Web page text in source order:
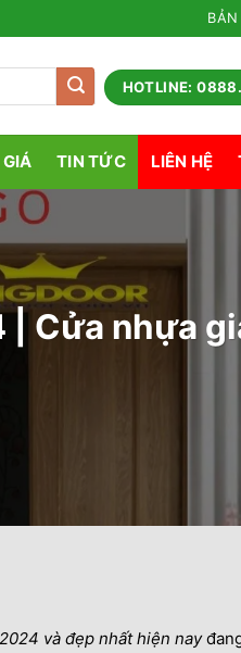
HOTLINE:
TIN TỨC LIÊN HỆ
Cửa nhựa
và đẹp nhất hiện nay